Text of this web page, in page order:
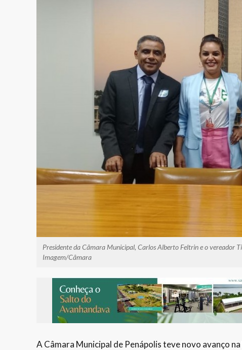
Presidente da Câmara Municipal, Carlos Alberto Feltrin e o vereador
Imagem/Câmara
A Câmara Municipal de Penápolis teve novo avanço